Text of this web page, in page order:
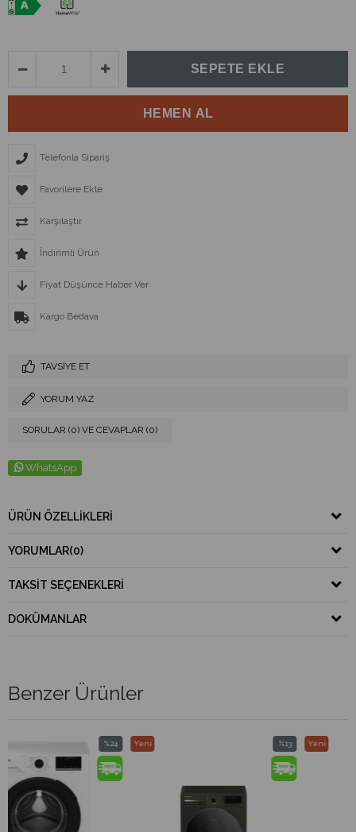
Telefonla Sipariş
Favorilere Ekle
Karşılaştır
İndirimli Ürün
Fiyat Düşünce Haber Ver
Kargo Bedava
TAVSIYE ET
YORUM YAZ
SORULAR (0) VE CEVAPLAR (0)
WhatsApp
ÜRÜN ÖZELLIKLERI
YORUMLAR(0)
TAKSIT SEÇENEKLERI
DOKÜMANLAR
Benzer Ürünler
İndirim
%24İndirim
Ürün